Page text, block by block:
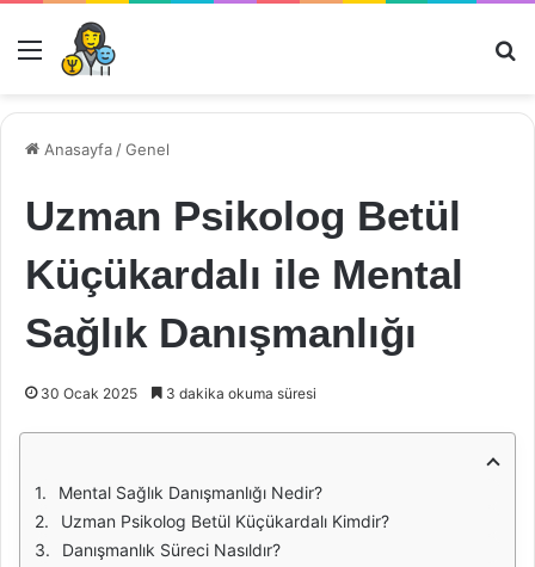
Menü
Anasayfa /Genel
Uzman Psikolog Betül
Küçükardalı ile Mental
Sağlık Danışmanlığı
30 Ocak 2025 3 dakika okuma süresi
Mental Sağlık Danışmanlığı Nedir?
Uzman Psikolog Betül Küçükardalı Kimdir?
Danışmanlık Süreci Nasıldır?